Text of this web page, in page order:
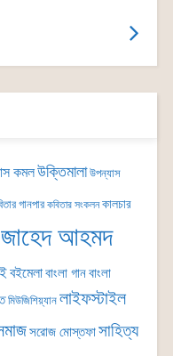
কমলউক্তিমালা উপন্যাস
গানপার কবিতার সংকলন কালচার
জাহেদ আহমদ
বইমেলাবাংলা গানবাংলা
মিউজিশিয়্যান লাইফস্টাইল
সরোজ মোস্তফাসাহিত্য